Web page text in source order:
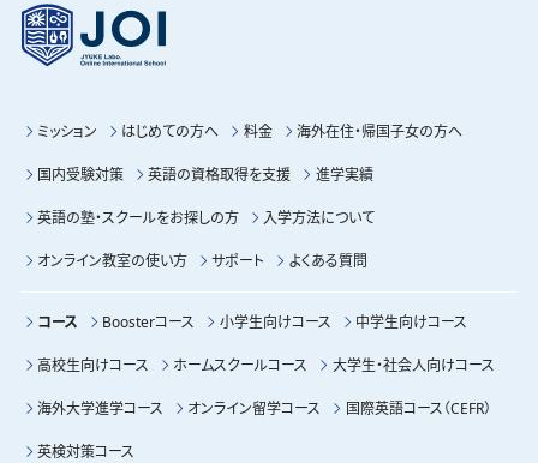
ミッション はじめての方へ 料金 海外在住・帰国子女の方へ
国内受験対策 英語の資格取得を支援 進学実績
英語の塾・スクールをお探しの方 入学方法について
オンライン教室の使い方 サポート よくある質問
コース Boosterコース 小学生向けコース 中学生向けコース
高校生向けコース ホームスクールコース 大学生・社会人向けコース
海外大学進学コース オンライン留学コース 国際英語コース（CEFR）
英検対策コース